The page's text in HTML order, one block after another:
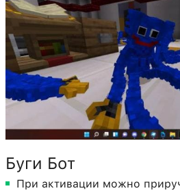
Буги Бот
При активации можно